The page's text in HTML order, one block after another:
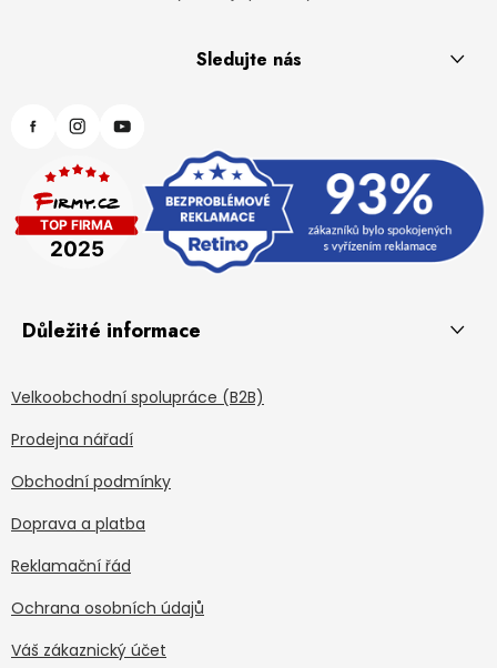
Sledujte nás
Důležité informace
Velkoobchodní spolupráce (B2B)
Prodejna nářadí
Obchodní podmínky
Doprava a platba
Reklamační řád
Ochrana osobních údajů
Váš zákaznický účet